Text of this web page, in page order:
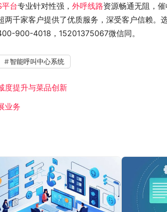
台专业针对性强， 外呼线路资源畅通无阻，
两千家客户提供了优质服务，深受客户信赖。
900-4018，15201375067微信同。
智能呼叫中心系统
度提升与菜品创新
业务